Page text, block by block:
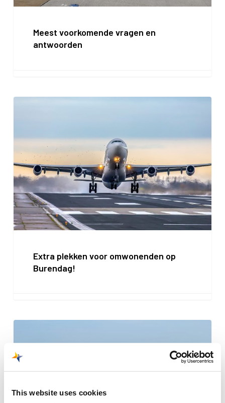
This website uses cookies
Meest voorkomende vragen en
antwoorden
omwonenden
Burendag!
Extra plekken voor omwonenden op
Burendag!
en
kengetallen